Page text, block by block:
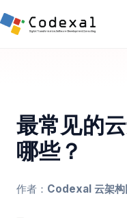
最常见的
哪些？
作者： Codexal 云架构